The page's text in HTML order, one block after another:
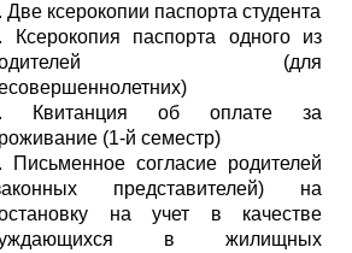
Две ксерокопии паспорта студента
Ксерокопия паспорта одного из
(для
Квитанция об оплате за
(1-й семестр)
Письменное согласие родителей
представителей) на
на учет в качестве
в жилищных